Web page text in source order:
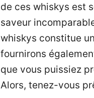
de ces whiskys est
saveur
whiskys constitue
fournirons
que vous puissiez
Alors, tenez-vous